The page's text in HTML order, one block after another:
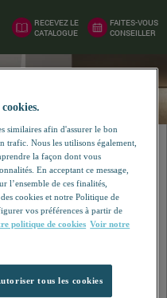
RECEVEZ LE
CATALOGUE
FAITES-VOUS
CONSEILLER
similaires afin d'assurer le bon
trafic. Nous les utilisons également,
la façon dont vous
En acceptant ce message,
l’ensemble de ces finalités,
cookies et notre Politique de
vos préférences à partir de
politique de cookies Voir notre
tous les cookies